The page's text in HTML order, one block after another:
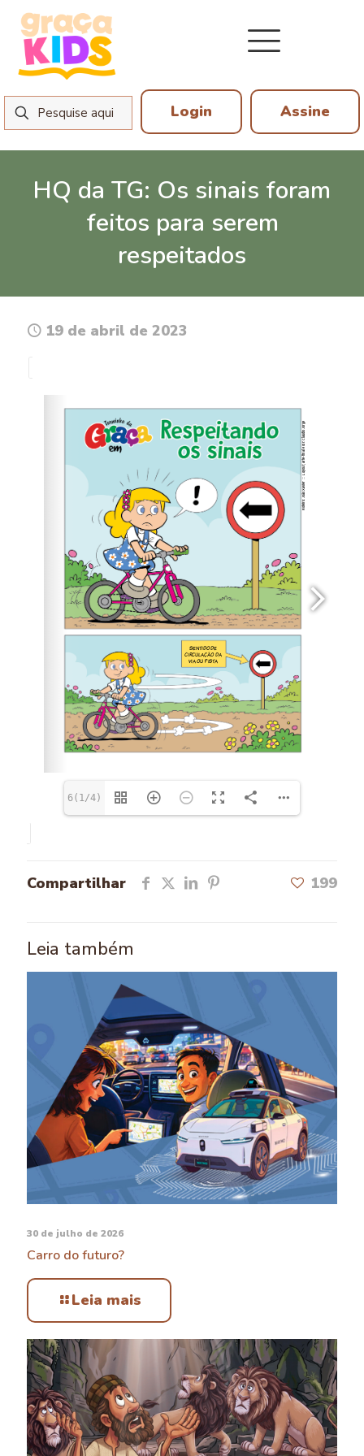
Login Assine
HQ da TG: Os sinais foram
feitos para serem
respeitados
19 de abril de 2023
6(1/4)
Compartilhar 199
Leia também
30 de julho de 2026
Carro do futuro?
Leia mais